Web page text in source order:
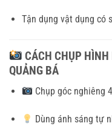
Tận dụng vật dụng có
CÁCH CHỤP HÌNH
QUẢNG BÁ
Chụp góc nghiêng
Dùng ánh sáng tự